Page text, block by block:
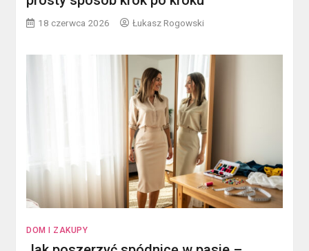
18 czerwca 2026 Łukasz Rogowski
DOM I ZAKUPY